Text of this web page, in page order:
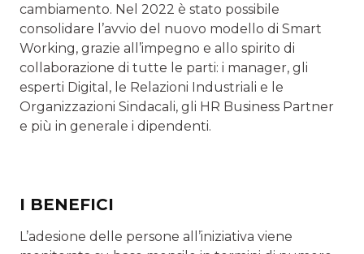
cambiamento. Nel 2022 è stato possibile
consolidare l’avvio del nuovo modello di Smart
Working, grazie all’impegno e allo spirito di
collaborazione di tutte le parti: i manager, gli
esperti Digital, le Relazioni Industriali e le
Organizzazioni Sindacali, gli HR Business Partner
e più in generale i dipendenti.
I BENEFICI
L’adesione delle persone all’iniziativa viene